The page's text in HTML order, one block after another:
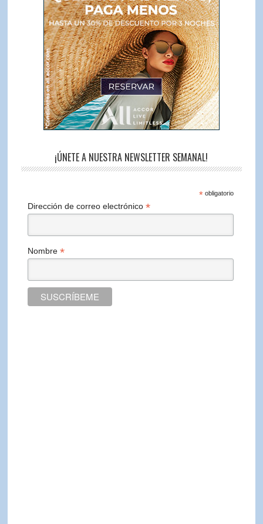
¡ÚNETE A NUESTRA NEWSLETTER SEMANAL!
*obligatorio
Dirección de correo electrónico*
Nombre*